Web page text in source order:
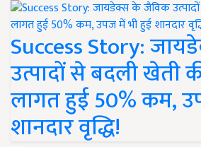
Success Story:
उत्पादों से बदली खेती
लागत हुई 50% कम,
शानदार वृद्धि!